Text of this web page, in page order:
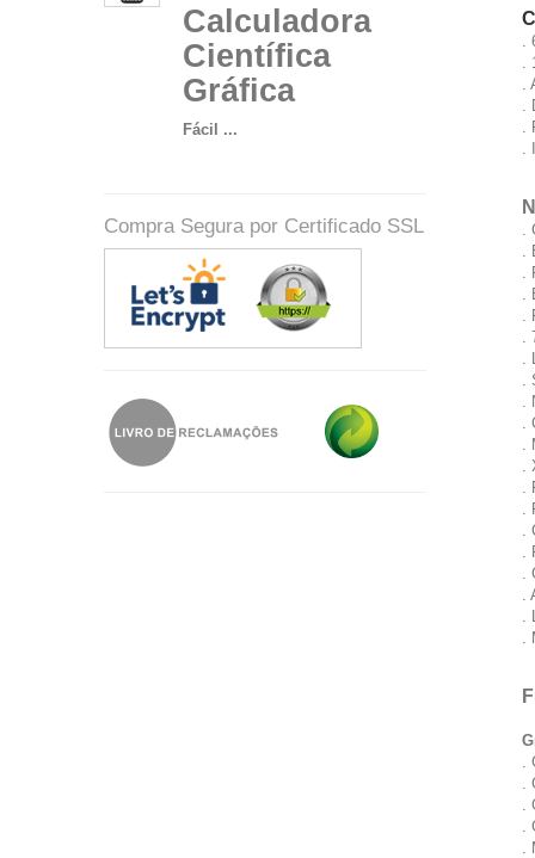
Calculadora
Científica
Gráfica
Fácil ...
Compra Segura por Certificado SSL